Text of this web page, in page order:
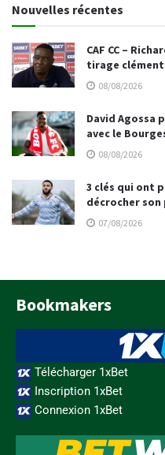
Nouvelles récentes
CAF CC –
tirage
08/08/2026
David Agossa
avec le
08/08/2026
3 clés qui ont
décrocher
07/08/2026
Bookmakers
Télécharger 1xBet
Inscription 1xBet
Connexion 1xBet